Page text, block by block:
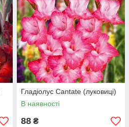
Гладіолус Cantate (луковиці)
В наявності
88 ₴